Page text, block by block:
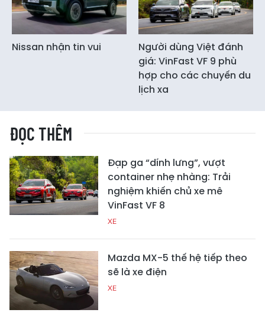
Nissan nhận tin vui
Người dùng Việt đánh
giá: VinFast VF 9 phù
hợp cho các chuyến du
lịch xa
ĐỌC THÊM
Đạp ga “dính lưng”, vượt
container nhẹ nhàng: Trải
nghiệm khiến chủ xe mê
VinFast VF 8
XE
Mazda MX-5 thế hệ tiếp theo
sẽ là xe điện
XE